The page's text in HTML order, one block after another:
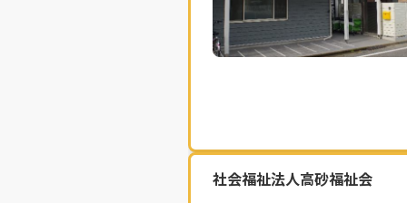
社会福祉法人高砂福祉会